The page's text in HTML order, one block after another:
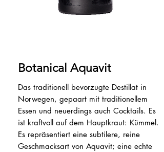
Botanical Aquavit
Das traditionell bevorzugte Destillat in
Norwegen, gepaart mit traditionellem
Essen und neuerdings auch Cocktails. Es
ist kraftvoll auf dem Hauptkraut: Kümmel.
Es repräsentiert eine subtilere, reine
Geschmacksart von Aquavit; eine echte